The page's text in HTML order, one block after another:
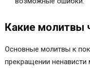
Какие молитвы
Основные молитвы к
прекращении ненависти